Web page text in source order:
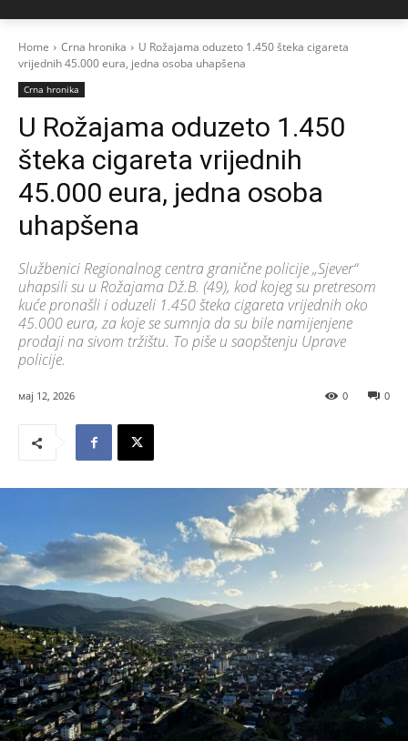
Home Crna hronika
U Rožajama oduzeto 1.450 šteka cigareta
vrijednih 45.000 eura, jedna osoba uhapšena
Crna hronika
U Rožajama oduzeto 1.450
šteka cigareta vrijednih
45.000 eura, jedna osoba
uhapšena
Službenici Regionalnog centra granične policije „Sjever“
uhapsili su u Rožajama Dž.B. (49), kod kojeg su pretresom
kuće pronašli i oduzeli 1.450 šteka cigareta vrijednih oko
45.000 eura, za koje se sumnja da su bile namijenjene
prodaji na sivom tržištu. To piše u saopštenju Uprave
policije.
мај 12, 2026 0
0